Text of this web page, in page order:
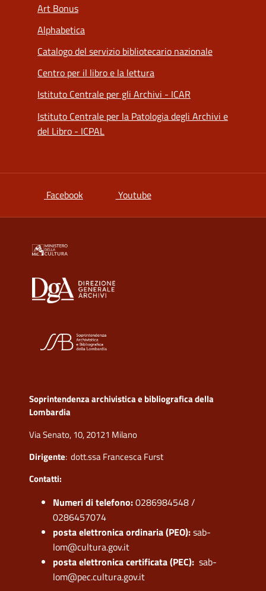
Art Bonus
Alphabetica
Catalogo del servizio bibliotecario nazionale
Centro per il libro e la lettura
Istituto Centrale per gli Archivi - ICAR
Istituto Centrale per la Patologia degli Archivi e
del Libro - ICPAL
Facebooksi apre in una nuova scheda
Youtubesi apre in una nuova scheda
Soprintendenza archivistica e bibliografica della
Lombardia
Via Senato, 10, 20121 Milano
Dirigente: dott.ssa Francesca Furst
Contatti:
Numeri di telefono:0286984548 /
0286457074
posta elettronica ordinaria (PEO):sab-
lom@cultura.gov.it
posta elettronica certificata (PEC):sab-
lom@pec.cultura.gov.it